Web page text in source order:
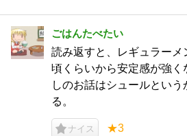
ごはんたべたい
読み返すと、レギュラー
頃くらいから安定感が強く
しのお話はシュールとい
る。
ナイス ★3